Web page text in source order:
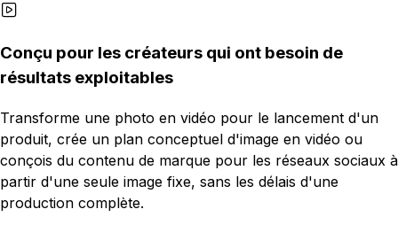
Conçu pour les créateurs qui ont besoin de
résultats exploitables
Transforme une photo en vidéo pour le lancement d'un
produit, crée un plan conceptuel d'image en vidéo ou
conçois du contenu de marque pour les réseaux sociaux à
partir d'une seule image fixe, sans les délais d'une
production complète.